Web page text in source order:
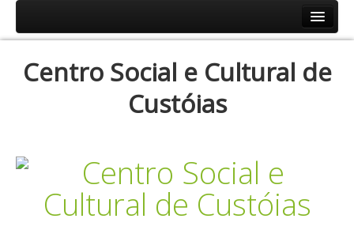
Resp.Sociais
Centro de Convívio
Serviço de Apoio Domiciliário
Agenda
Centro Social e Cultural de
Custóias